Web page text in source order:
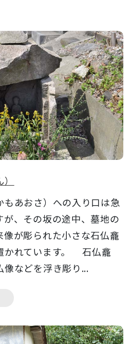
あおさ）への入り口は急
、その坂の途中、墓地の
像が彫られた小さな石仏龕
かれています。 石仏龕
像などを浮き彫り...